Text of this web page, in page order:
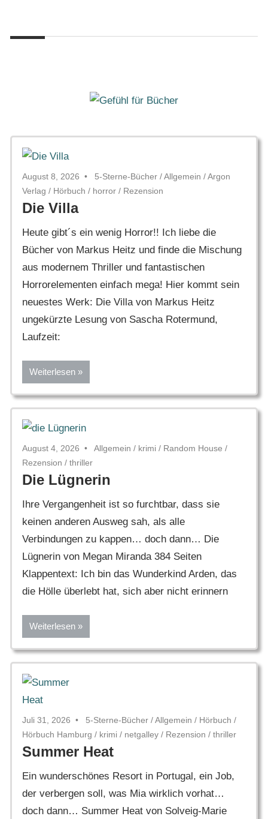
springen
Gefühl
für
August 8, 2026 5-Sterne-Bücher /Allgemein /Argon
Verlag / Hörbuch / horror / Rezension
Die Villa
Heute gibt´s ein wenig Horror!! Ich liebe die
Bücher von Markus Heitz und finde die Mischung
aus modernem Thriller und fantastischen
Horrorelementen einfach mega! Hier kommt sein
neuestes Werk: Die Villa von Markus Heitz
ungekürzte Lesung von Sascha Rotermund,
Laufzeit:
Weiterlesen
August 4, 2026 Allgemein / krimi / Random House /
Rezension / thriller
Die Lügnerin
Ihre Vergangenheit ist so furchtbar, dass sie
keinen anderen Ausweg sah, als alle
Verbindungen zu kappen… doch dann… Die
Lügnerin von Megan Miranda 384 Seiten
Klappentext: Ich bin das Wunderkind Arden, das
die Hölle überlebt hat, sich aber nicht erinnern
Weiterlesen
Juli 31, 2026 5-Sterne-Bücher /Allgemein / Hörbuch /
Hörbuch Hamburg / krimi / netgalley / Rezension / thriller
Summer Heat
Ein wunderschönes Resort in Portugal, ein Job,
der verbergen soll, was Mia wirklich vorhat…
doch dann… Summer Heat von Solveig-Marie